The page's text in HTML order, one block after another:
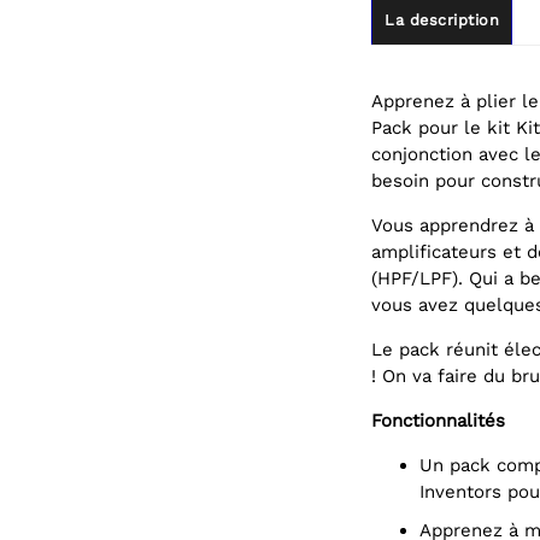
La description
Apprenez à plier
Pack pour le kit
conjonction avec
besoin pour
Vous apprendrez
amplificateurs et
(HPF/LPF). Qui a
vous avez
Le pack réunit
! On va faire du
Fonctionnalités
Un pack complémentaire amusant et passionnant pour le kit Kitronik
Inventors
Apprenez à manipuler le son, à construire des instruments, à amplifier vos